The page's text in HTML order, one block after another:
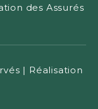
des Assurés
| Réalisation